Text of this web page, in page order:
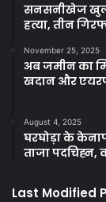
सनसनीखेज
हत्या, तीन
November 25, 2025
अब जमीन का
खदान और
August 4, 2025
घरघोड़ा के
ताजा पदचिह्न,
Last Modified